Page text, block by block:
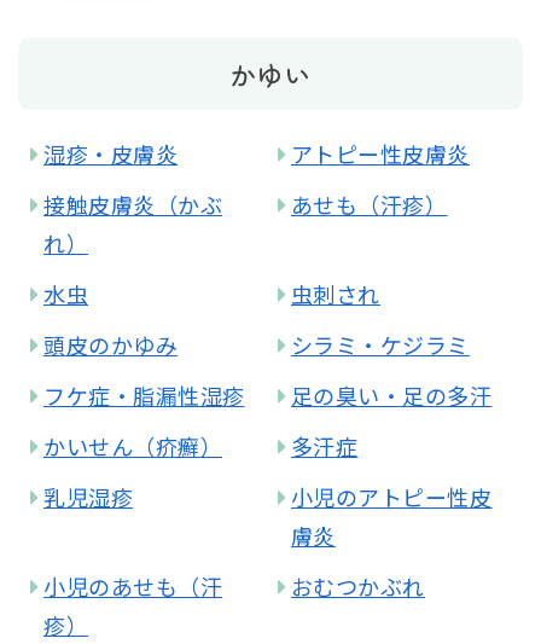
かゆい
湿疹・皮膚炎
アトピー性皮膚炎
接触皮膚炎（かぶ
れ）
あせも（汗疹）
水虫
虫刺され
頭皮のかゆみ
シラミ・ケジラミ
フケ症・脂漏性湿疹
足の臭い・足の多汗
かいせん（疥癬）
多汗症
乳児湿疹
小児のアトピー性皮
膚炎
小児のあせも（汗
疹）
おむつかぶれ